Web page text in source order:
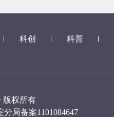
科创 科普
版权所有
分局备案1101084647